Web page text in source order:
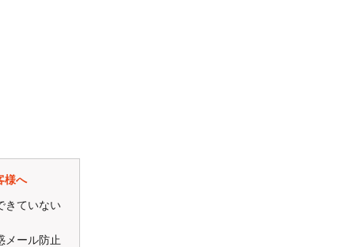
様へ
きていない
メール防止